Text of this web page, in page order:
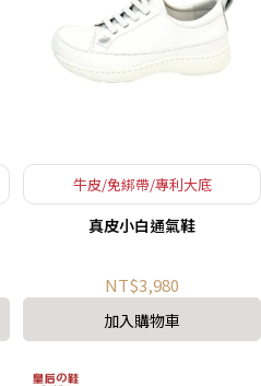
牛皮/免綁帶/專利大底
真皮小白通氣鞋
NT$3,980
加入購物車